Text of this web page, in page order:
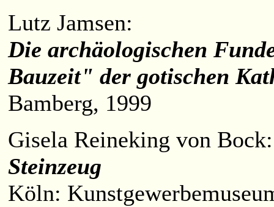
Lutz Jamsen:
Die archäologischen
Bauzeit" der gotischen
Bamberg, 1999
Gisela Reineking von Bock:
Steinzeug
Köln: